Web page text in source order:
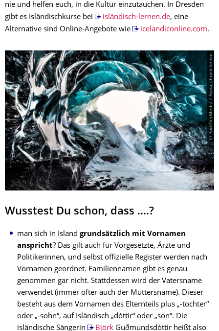
nie und helfen euch, in die Kultur einzutauchen. In Dresden
gibt es Isländischkurse bei
isländisch-lernen.de, eine
Alternative sind Online-Angebote wie
icelandiconline.com.
© PantherMedia / Anna_Omelchenko
Wusstest Du schon, dass ....?
man sich in Island grundsätzlich mit Vornamen
anspricht? Das gilt auch für Vorgesetzte, Ärzte und
Politikerinnen, und selbst offizielle Register werden nach
Vornamen geordnet. Familiennamen gibt es genau
genommen gar nicht. Stattdessen wird der Vatersname
verwendet (immer öfter auch der Muttersname). Dieser
besteht aus dem Vornamen des Elternteils plus „-tochter“
oder „-sohn“, auf Isländisch „dóttir“ oder „son“. Die
isländische Sängerin
Björk Guðmundsdóttir heißt also